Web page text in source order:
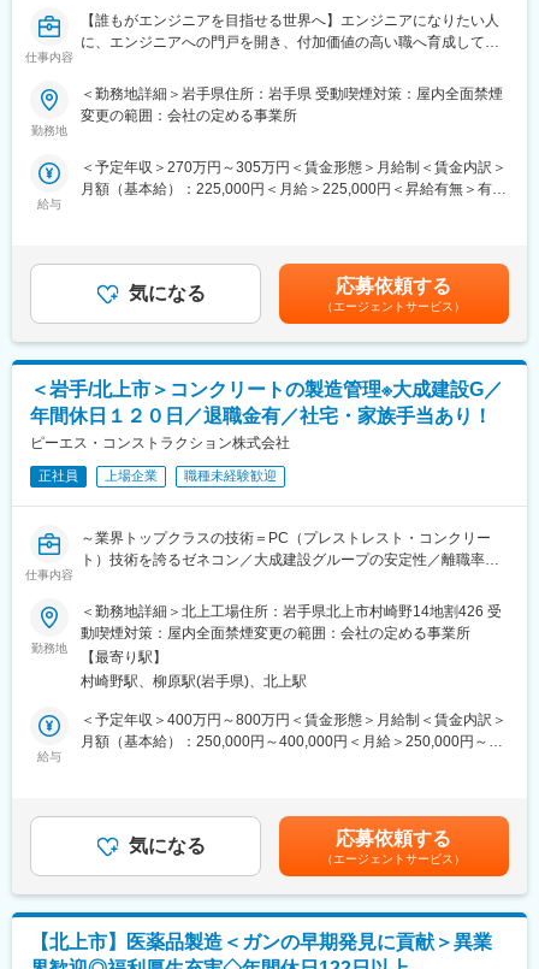
○気仙沼営業所（宮城県気仙沼市東新城2丁目10-7）
○熊谷商事株式会社（建設業：本社 宮城県気仙沼市 営業所 岩
手県一関市千厩、一関市三関）
県気仙沼市）
仕事内容
【誰もがエンジニアを目指せる世界へ】エンジニアになりたい人
に、エンジニアへの門戸を開き、付加価値の高い職へ育成してい
【職務内容】
新製品開発、設計などのプロジェクトメンバーとして業務を行
います。
【業務例】
・医薬品メーカーにて 医薬品の品質保証業務
・写真機メーカーにて 医療用カメラに使用されるポリマー開発
・ゴムメーカーにて ベルトコンベアに使用されるゴムの不具合
解析
【やりがい】
〇最初は未経験でもスタートしやすい補助業務から初めて少しず
すいです。
○キャリアカウンセラーが担当につくため、自分にあった学習方法
ることができるため、今の経験を伸ばす・違う分野にチャレンジ
する・就業先のメーカーへ転籍など自分の将来の選択肢を増やす
ことができます。
【未経験でも安心な理由】
〇未経験からでも豊富な案件に携わることができるのは、当社の
充実した教育制度があるからです。経験豊富な担当カウンセラー
ートすることができます。
完全週休2日制をはじめ、年間休日125日、残業は月9時間程度な
ど「エンジニアは激務」といった印象を覆し、ゆとりを持って長
ーカーへ転職するといったキャリアアップも可能です。
変更の範囲：会社の定める業務
勤務地
＜勤務地詳細＞岩手県住所：岩手県 受動喫煙対策：屋内全面禁煙
変更の範囲：会社の定める事業所
給与
＜予定年収＞270万円～305万円＜賃金形態＞月給制＜賃金内訳＞
月額（基本給）：225,000円＜月給＞225,000円＜昇給有無＞有＜
円・年収603万円／35歳（リーダー）／月給50.3万円※上記年収例
には平均残業時間分の残業代が含まれます。賃金はあくまでも目
安の金額であり、選考を通じて上下する可能性があります。月給
(月額)は固定手当を含めた表記です。
気になる 応募依頼する
（エージェントサービス）
＜岩手/北上市＞コンクリートの製造管理※大成建設G／
年間休日１２０日／退職金有／社宅・家族手当あり！
ピーエス・コンストラクション株式会社
正社員 上場企業 職種未経験歓迎
仕事内容
～業界トップクラスの技術＝PC（プレストレスト・コンクリー
ト）技術を誇るゼネコン／大成建設グループの安定性／離職率の
■業務内容：
業界トップクラスのPC技術（プレストレスト・コンクリート）を
誇る当社において、コンクリートの製造管理業務をお任せいたし
ます。
＜具体的な仕事内容＞
コンクリート製品の製作管理をお任せします。
※将来的には品質管理業務（コンクリート試験や出荷前・出荷時検
査、主要設備の維持管理）もお任せしていく予定です。
■入社後に関して：
勤務地
＜勤務地詳細＞北上工場住所：岩手県北上市村崎野14地割426 受
動喫煙対策：屋内全面禁煙変更の範囲：会社の定める事業所
【最寄り駅】
村崎野駅、柳原駅(岩手県)、北上駅
給与
＜予定年収＞400万円～800万円＜賃金形態＞月給制＜賃金内訳＞
月額（基本給）：250,000円～400,000円＜月給＞250,000円～
婚／子1人、月30時間の想定残業手当含)賃金はあくまでも目安の
金額であり、選考を通じて上下する可能性があります。月給(月額)
は固定手当を含めた表記です。
気になる 応募依頼する
（エージェントサービス）
【北上市】医薬品製造＜ガンの早期発見に貢献＞異業